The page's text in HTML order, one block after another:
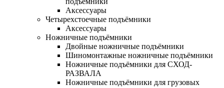
Аксессуары
Четырехстоечные подъёмники
Аксессуары
Ножничные подъёмники
Двойные ножничные подъёмники
Шиномонтажные ножничные подъёмники
Ножничные подъёмники для СХОД-
РАЗВАЛА
Ножничные подъёмники для грузовых